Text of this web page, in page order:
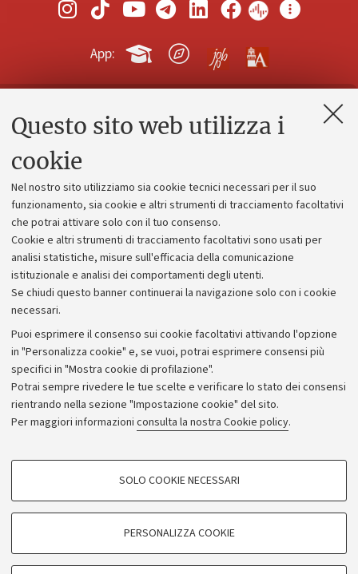
Questo sito web utilizza i
cookie
Nel nostro sito utilizziamo sia cookie tecnici necessari per il suo
funzionamento, sia cookie e altri strumenti di tracciamento facoltativi
che potrai attivare solo con il tuo consenso.
Cookie e altri strumenti di tracciamento facoltativi sono usati per
analisi statistiche, misure sull'efficacia della comunicazione
istituzionale e analisi dei comportamenti degli utenti.
Se chiudi questo banner continuerai la navigazione solo con i cookie
necessari.
Puoi esprimere il consenso sui cookie facoltativi attivando l'opzione
in "Personalizza cookie" e, se vuoi, potrai esprimere consensi più
specifici in "Mostra cookie di profilazione".
Potrai sempre rivedere le tue scelte e verificare lo stato dei consensi
rientrando nella sezione "Impostazione cookie" del sito.
Per maggiori informazioni consulta la nostra Cookie policy.
COOKIE DI PROFILAZIONE - FACOLTATIVI
SOLO COOKIE NECESSARI
PERSONALIZZA COOKIE
App:
Contatti e PEC
Alumni community
Piano strategico
Bilanci
Donazioni e 5x1000
Bandi, gare e concorsi
Albo online
Amministrazione trasparente
Atti di notifica
Informazioni sul sito e accessibilità
Dichiarazione di accessibilità
Privacy e note legali
Impostazioni Cookie
©Copyright 2026 - ALMA MATER STUDIORUM - Università di